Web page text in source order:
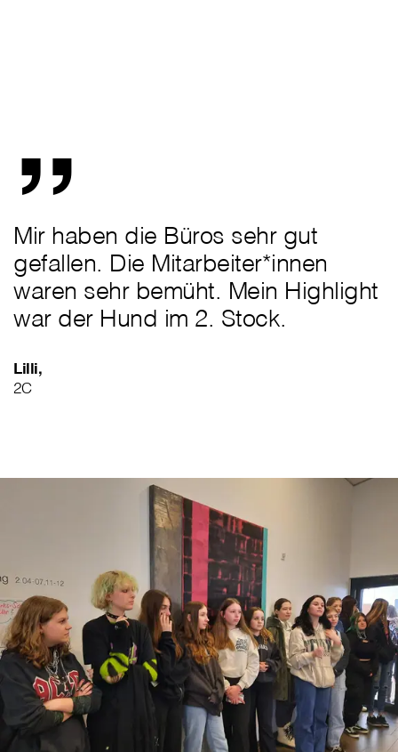
„
Mir haben die Büros sehr gut
gefallen. Die Mitarbeiter*innen
waren sehr bemüht. Mein Highlight
war der Hund im 2. Stock.
Lilli,
2C